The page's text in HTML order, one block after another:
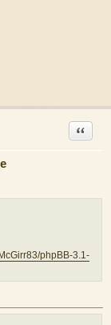
Citation
phpBB-3.1-